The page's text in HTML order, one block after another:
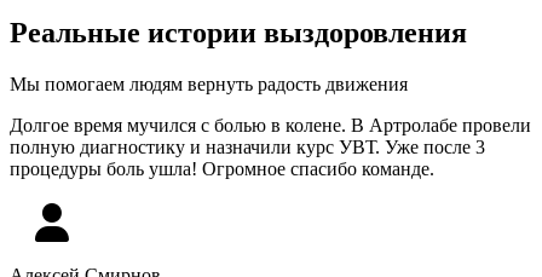
Реальные истории выздоровления
Мы помогаем людям вернуть радость движения
Долгое время мучился с болью в колене. В Артролабе провели
полную диагностику и назначили курс УВТ. Уже после 3
процедуры боль ушла! Огромное спасибо команде.